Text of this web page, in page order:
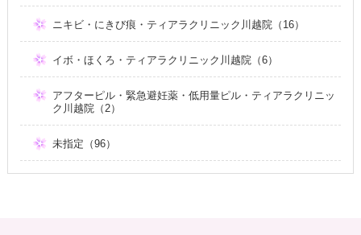
ニキビ・にきび痕・ティアラクリニック川越院（16）
イボ・ほくろ・ティアラクリニック川越院（6）
アフターピル・緊急避妊薬・低用量ピル・ティアラクリニッ
ク川越院（2）
未指定（96）